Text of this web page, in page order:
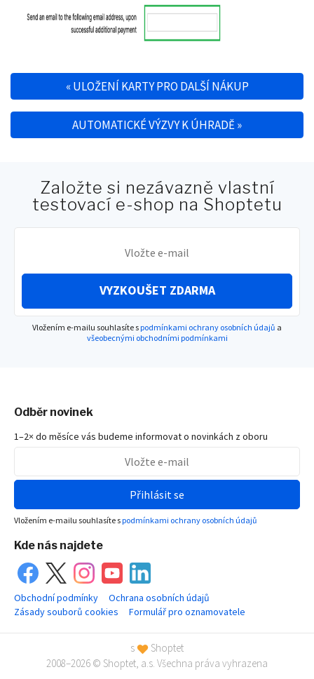
Navigace pro příspěvek
«ULOŽENÍ KARTY PRO DALŠÍ NÁKUP
AUTOMATICKÉ VÝZVY K ÚHRADĚ»
Založte si nezávazně vlastní
testovací e-shop na Shoptetu
VYZKOUŠET ZDARMA
Vložením e-mailu souhlasíte spodmínkami ochrany osobních údajů a
všeobecnými obchodními podmínkami
Odběr novinek
1–2× do měsíce vás budeme informovat o novinkách z oboru
Přihlásit se
Vložením e-mailu souhlasíte spodmínkami ochrany osobních údajů
Kde nás najdete
Obchodní podmínky
Ochrana osobních údajů
Zásady souborů cookies
Formulář pro oznamovatele
s
Shoptet
2008–2026 © Shoptet, a.s. Všechna práva vyhrazena